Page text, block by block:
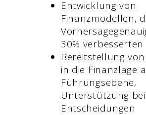
Entwicklung von
Finanzmodellen,
30% verbesserten
Bereitstellung
in die Finanzlage
Führungsebene,
Unterstützung
Entscheidungen